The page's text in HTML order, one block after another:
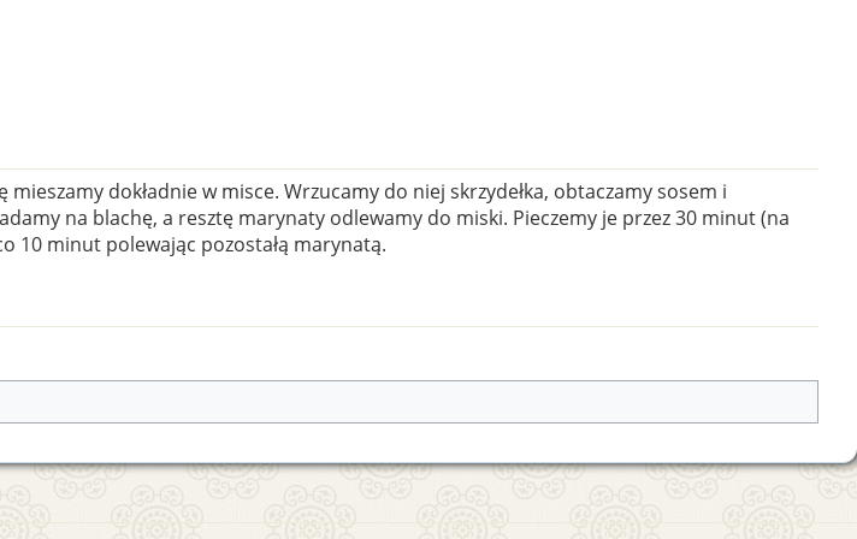
dokładnie w misce. Wrzucamy do niej skrzydełka, obtaczamy sosem i
na blachę, a resztę marynaty odlewamy do miski. Pieczemy je przez 30 minut (na
10 minut polewając pozostałą marynatą.